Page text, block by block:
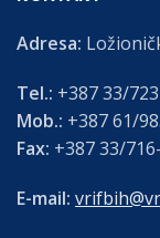
Adresa:
Tel.: +387 33/
Mob.: +387 61/
Fax: +387 33/
E-mail: